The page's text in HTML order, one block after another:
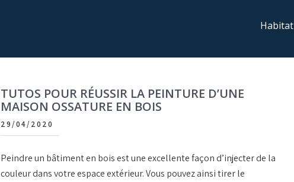
TUTOS POUR RÉUSSIR LA PEINTURE D’UNE
MAISON OSSATURE EN BOIS
29/04/2020
Peindre un bâtiment en bois est une excellente façon d’injecter de la
couleur dans votre espace extérieur. Vous pouvez ainsi tirer le